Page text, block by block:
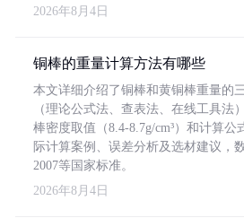
2026年8月4日
铜棒的重量计算方法有哪些
本文详细介绍了铜棒和黄铜棒重量的
（理论公式法、查表法、在线工具法
棒密度取值（8.4-8.7g/cm³）和计算公
际计算案例、误差分析及选材建议，
2007等国家标准。
2026年8月4日